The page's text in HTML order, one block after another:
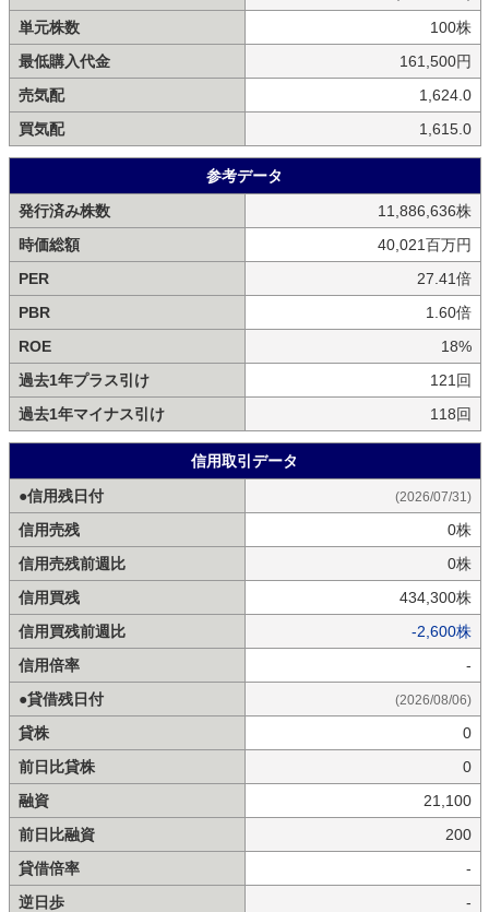
単元株数
100株
最低購入代金
161,500円
売気配
1,624.0
買気配
1,615.0
参考データ
発行済み株数
11,886,636株
時価総額
40,021百万円
PER
27.41倍
PBR
1.60倍
ROE
18%
過去1年プラス引け
121回
過去1年マイナス引け
118回
信用取引データ
●信用残日付
(2026/07/31)
信用売残
0株
信用売残前週比
0株
信用買残
434,300株
信用買残前週比
-2,600株
信用倍率
-
●貸借残日付
(2026/08/06)
貸株
0
前日比貸株
0
融資
21,100
前日比融資
200
貸借倍率
-
逆日歩
-